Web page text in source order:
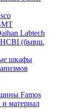
Labtech
(бывш.
шкафы
Famos
материал